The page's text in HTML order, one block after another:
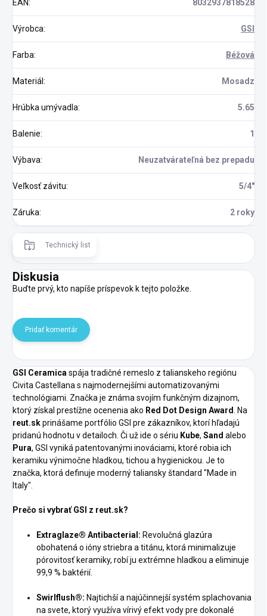
EAN: 8032937818528
Výrobca: GSI
Farba: Béžová
Materiál: Mosadz
Hrúbka umývadla: 5.65
Balenie: 1
Výbava: Neuzatvárateľná bez prepadu
Veľkosť závitu: 5/4"
Záruka: 2 roky
Technický list
Diskusia
Buďte prvý, kto napíše príspevok k tejto položke.
Pridať komentár
GSI Ceramicaspája tradičné remeslo z talianskeho regiónu
Civita Castellana s najmodernejšími automatizovanými
technológiami. Značka je známa svojím funkčným dizajnom,
ktorý získal prestížne ocenenia ako Red Dot Design Award. Na
reut.skprinášame portfólio GSI pre zákazníkov, ktorí hľadajú
pridanú hodnotu v detailoch. Či už ide o sériu Kube, Sand alebo
Pura, GSI vyniká patentovanými inováciami, ktoré robia ich
keramiku výnimočne hladkou, tichou a hygienickou. Je to
značka, ktorá definuje moderný taliansky štandard "Made in
Italy".
Prečo si vybrať GSI z reut.sk?
Extraglaze® Antibacterial: Revolučná glazúra
obohatená o ióny striebra a titánu, ktorá minimalizuje
pórovitosť keramiky, robí ju extrémne hladkou a eliminuje
99,9 % baktérií.
Swirlflush®: Najtichší a najúčinnejší systém splachovania
na svete, ktorý využíva vírivý efekt vody pre dokonalé